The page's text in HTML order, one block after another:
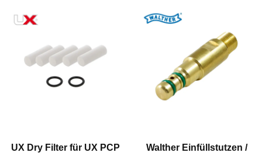
UX Dry Filter für UX PCP
Walther Einfüllstutzen /